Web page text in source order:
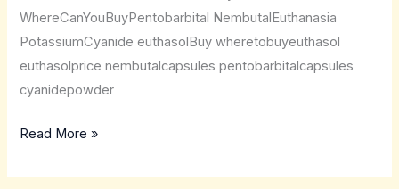
WhereCanYouBuyPentobarbital NembutalEuthanasia
PotassiumCyanide euthasolBuy wheretobuyeuthasol
euthasolprice nembutalcapsules pentobarbitalcapsules
cyanidepowder
Read More »